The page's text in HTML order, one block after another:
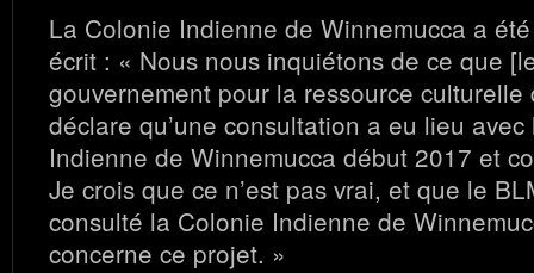
La Colonie Indienne de Winnemucca a
écrit : « Nous nous inquiétons de ce que
gouvernement pour la ressource culturelle
déclare qu’une consultation a eu lieu
Indienne de Winnemucca début 2017 et
Je crois que ce n’est pas vrai, et que le
consulté la Colonie Indienne de
concerne ce projet. »